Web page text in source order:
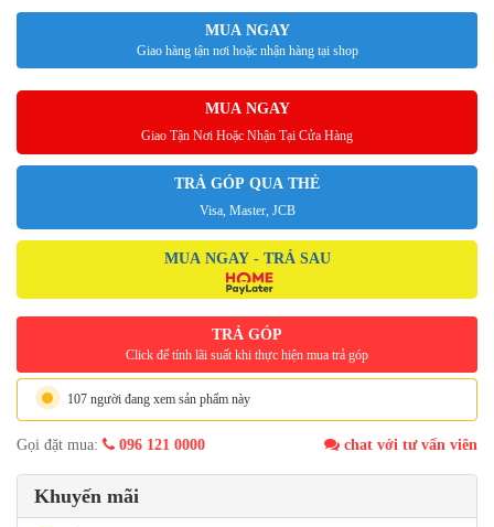
MUA NGAY
Giao hàng tận nơi hoặc nhận hàng tại shop
MUA NGAY
Giao Tận Nơi Hoặc Nhận Tại Cửa Hàng
TRẢ GÓP QUA THẺ
Visa, Master, JCB
MUA NGAY - TRẢ SAU
TRẢ GÓP
Click để tính lãi suất khi thực hiện mua trả góp
107 người đang xem sản phẩm này
Gọi đặt mua: 096 121 0000 chat với tư vấn viên
Khuyến mãi